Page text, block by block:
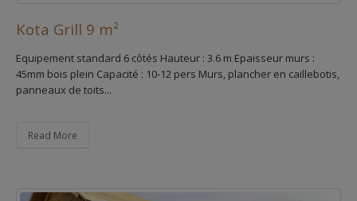
Kota Grill 9 m²
Equipement standard 6 côtés Hauteur : 3.6 m Epaisseur murs :
45mm bois plein Capacité : 10-12 pers Murs, plancher en caillebotis,
panneaux de toits...
Read More